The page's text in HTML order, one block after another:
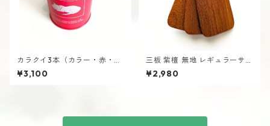
カラクイ3本（カラー・赤・ラ
イン） 三線用 からくい
¥3,100
三板 紫檀 無地 レギュラーサイ
ズ さんば 沖縄 エイサー
¥2,980